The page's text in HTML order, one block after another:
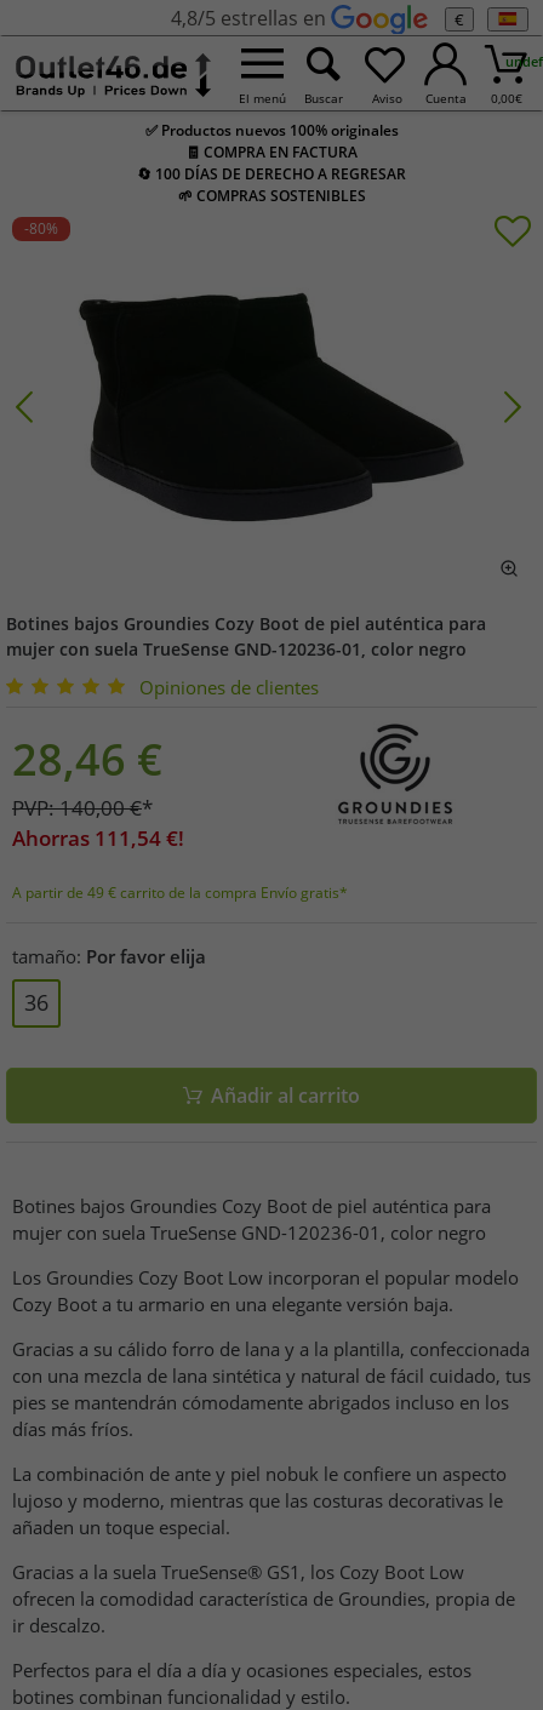
4,8/5 estrellas en €
El menú Buscar Aviso Cuenta 0,00€
✅ Productos nuevos 100% originales
🧾 COMPRA EN FACTURA
🔄 100 DÍAS DE DERECHO A REGRESAR
🌱 COMPRAS SOSTENIBLES
-80%
Botines bajos Groundies Cozy Boot de piel auténtica para
mujer con suela TrueSense GND-120236-01, color negro
Opiniones de clientes
28,46 €
PVP:140,00€*
Ahorras 111,54€!
A partir de 49 € carrito de la compra Envío gratis*
tamaño: Por favor elija
36
Añadir al carrito
Botines bajos Groundies Cozy Boot de piel auténtica para
mujer con suela TrueSense GND-120236-01, color negro
Los Groundies Cozy Boot Low incorporan el popular modelo
Cozy Boot a tu armario en una elegante versión baja.
Gracias a su cálido forro de lana y a la plantilla, confeccionada
con una mezcla de lana sintética y natural de fácil cuidado, tus
pies se mantendrán cómodamente abrigados incluso en los
días más fríos.
La combinación de ante y piel nobuk le confiere un aspecto
lujoso y moderno, mientras que las costuras decorativas le
añaden un toque especial.
Gracias a la suela TrueSense® GS1, los Cozy Boot Low
ofrecen la comodidad característica de Groundies, propia de
ir descalzo.
Perfectos para el día a día y ocasiones especiales, estos
botines combinan funcionalidad y estilo.